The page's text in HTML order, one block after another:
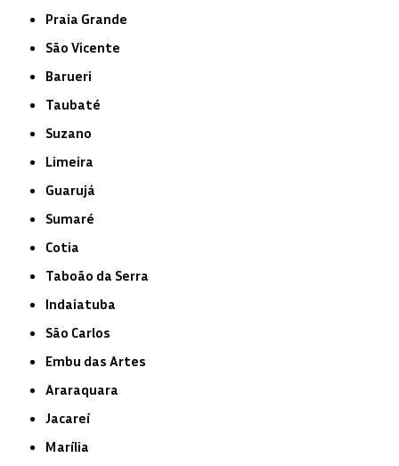
Praia Grande
São Vicente
Barueri
Taubaté
Suzano
Limeira
Guarujá
Sumaré
Cotia
Taboão da Serra
Indaiatuba
São Carlos
Embu das Artes
Araraquara
Jacareí
Marília